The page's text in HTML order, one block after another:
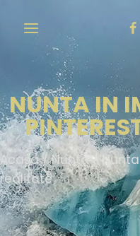
NUNTA IN
Acasa/Nunta/
realitate